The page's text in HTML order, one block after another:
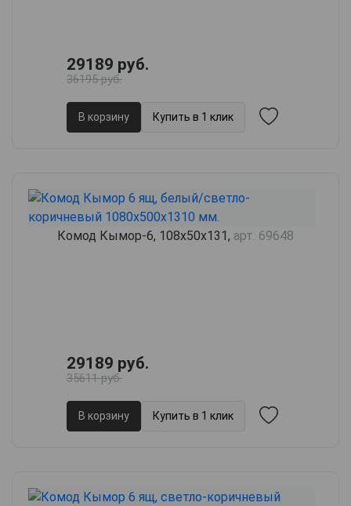
29189 руб.
36195 руб.
В корзину Купить в 1 клик
Комод Кымор-6, 108х50х131, арт. 69648
29189 руб.
35611 руб.
В корзину Купить в 1 клик